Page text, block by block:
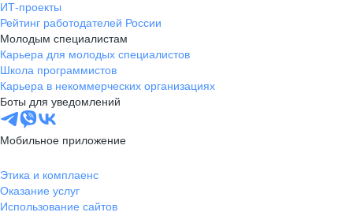
ИТ-проекты
Рейтинг работодателей России
Молодым специалистам
Карьера для молодых специалистов
Школа программистов
Карьера в некоммерческих организациях
Боты для уведомлений
Мобильное приложение
Этика и комплаенс
Оказание услуг
Использование сайтов